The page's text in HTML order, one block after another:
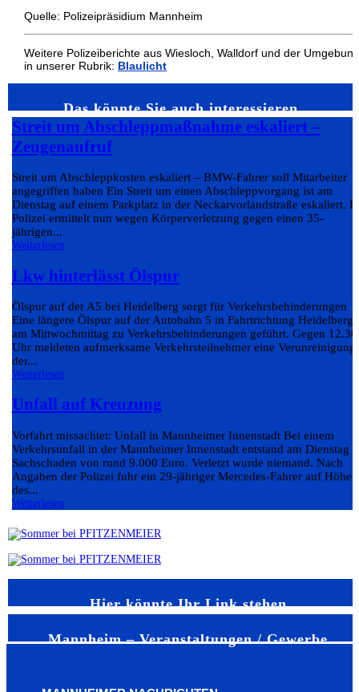
Quelle: Polizeipräsidium Mannheim
Weitere Polizeiberichte aus Wiesloch, Walldorf und der Umgebung
in unserer Rubrik: Blaulicht
Das könnte Sie auch interessieren…
Streit um Abschleppmaßnahme eskaliert –
Zeugenaufruf
Streit um Abschleppkosten eskaliert – BMW-Fahrer soll Mitarbeiter
angegriffen haben Ein Streit um einen Abschleppvorgang ist am
Dienstag auf einem Parkplatz in der Neckarvorlandstraße eskaliert.
Polizei ermittelt nun wegen Körperverletzung gegen einen 35-
jährigen...
Weiterlesen
Lkw hinterlässt Ölspur
Ölspur auf der A5 bei Heidelberg sorgt für Verkehrsbehinderungen
Eine längere Ölspur auf der Autobahn 5 in Fahrtrichtung Heidelberg
am Mittwochmittag zu Verkehrsbehinderungen geführt. Gegen 12.30
Uhr meldeten aufmerksame Verkehrsteilnehmer eine Verunreinigung
der...
Weiterlesen
Unfall auf Kreuzung
Vorfahrt missachtet: Unfall in Mannheimer Innenstadt Bei einem
Verkehrsunfall in der Mannheimer Innenstadt entstand am Dienstag
Sachschaden von rund 9.000 Euro. Verletzt wurde niemand. Nach
Angaben der Polizei fuhr ein 29-jähriger Mercedes-Fahrer auf Höhe
des...
Weiterlesen
Hier könnte Ihr Link stehen
Mannheim – Veranstaltungen / Gewerbe